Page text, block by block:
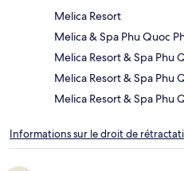
Melica Resort
Melica & Spa Phu Quoc
Melica Resort & Spa Phu
Melica Resort & Spa Phu
Melica Resort & Spa Phu
Informations sur le droit de